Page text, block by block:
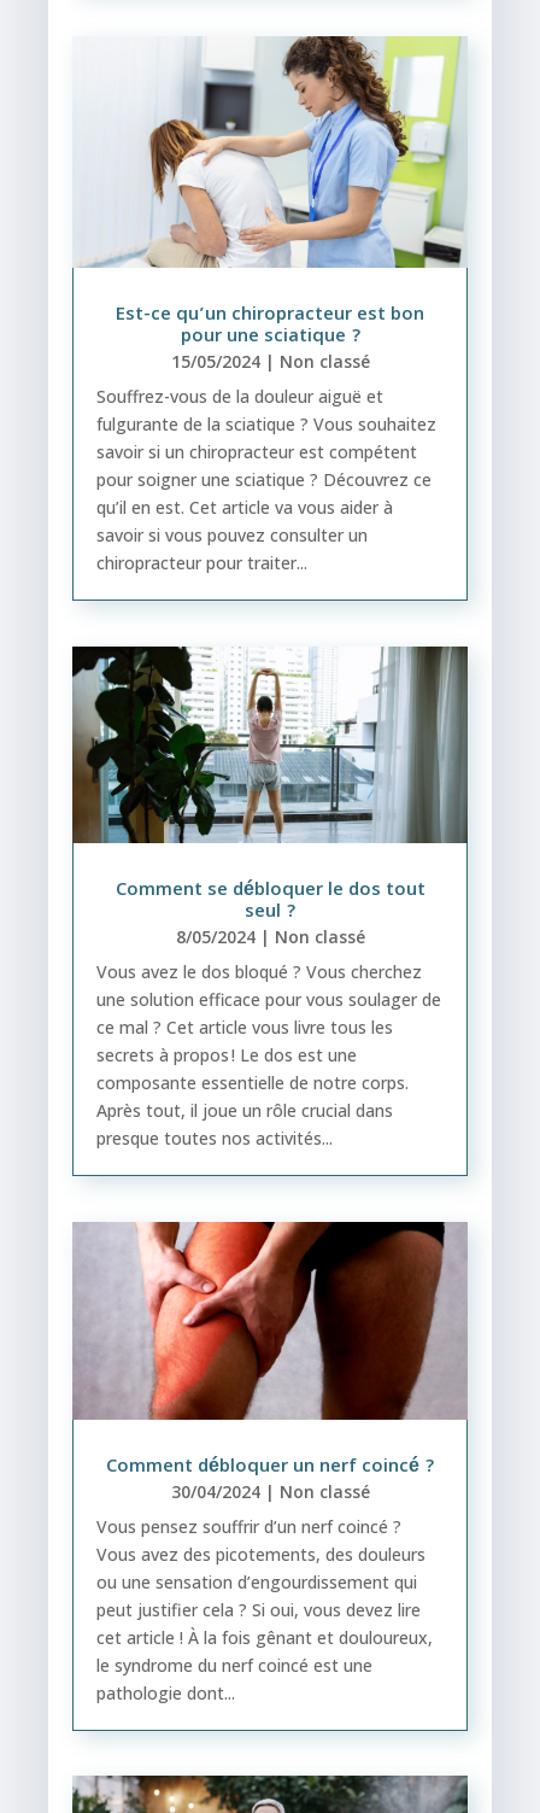
Est-ce qu’un chiropracteur est bon
pour une sciatique ?
15/05/2024| Non classé
Souffrez-vous de la douleur aiguë et
fulgurante de la sciatique ? Vous souhaitez
savoir si un chiropracteur est compétent
pour soigner une sciatique ? Découvrez ce
qu’il en est. Cet article va vous aider à
savoir si vous pouvez consulter un
chiropracteur pour traiter...
Comment se débloquer le dos tout
seul ?
8/05/2024| Non classé
Vous avez le dos bloqué ? Vous cherchez
une solution efficace pour vous soulager de
ce mal ? Cet article vous livre tous les
secrets à propos ! Le dos est une
composante essentielle de notre corps.
Après tout, il joue un rôle crucial dans
presque toutes nos activités...
Comment débloquer un nerf coincé ?
30/04/2024| Non classé
Vous pensez souffrir d’un nerf coincé ?
Vous avez des picotements, des douleurs
ou une sensation d’engourdissement qui
peut justifier cela ? Si oui, vous devez lire
cet article ! À la fois gênant et douloureux,
le syndrome du nerf coincé est une
pathologie dont...